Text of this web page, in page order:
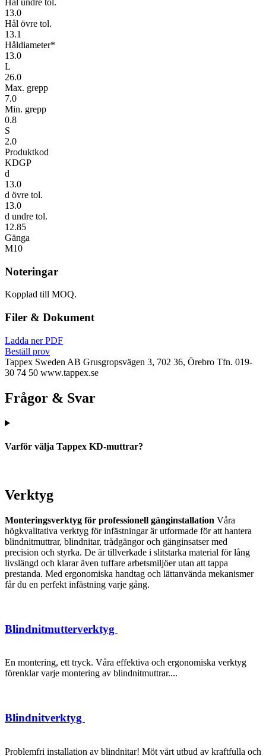
13.0
Hål övre tol.
13.1
Håldiameter*
13.0
L
26.0
Max. grepp
7.0
Min. grepp
0.8
S
2.0
Produktkod
KDGP
d
13.0
d övre tol.
13.0
d undre tol.
12.85
Gänga
M10
Noteringar
Kopplad till MOQ.
Filer & Dokument
Ladda ner PDF
Beställ prov
Tappex Sweden AB Grusgropsvägen 3, 702 36, Örebro Tfn. 019-
30 74 50 www.tappex.se
Frågor & Svar
Varför välja Tappex KD-muttrar?
Verktyg
Monteringsverktyg för professionell gänginstallation Våra
högkvalitativa verktyg för infästningar är utformade för att hantera
blindnitmuttrar, blindnitar, trådgängor och gänginsatser med
precision och styrka. De är tillverkade i slitstarka material för lång
livslängd och klarar även tuffare arbetsmiljöer utan att tappa
prestanda. Med ergonomiska handtag och lättanvända mekanismer
får du en perfekt infästning varje gång.
Blindnitmutterverktyg
En montering, ett tryck. Våra effektiva och ergonomiska verktyg
förenklar varje montering av blindnitmuttrar....
Blindnitverktyg
Problemfri installation av blindnitar! Möt vårt utbud av kraftfulla och